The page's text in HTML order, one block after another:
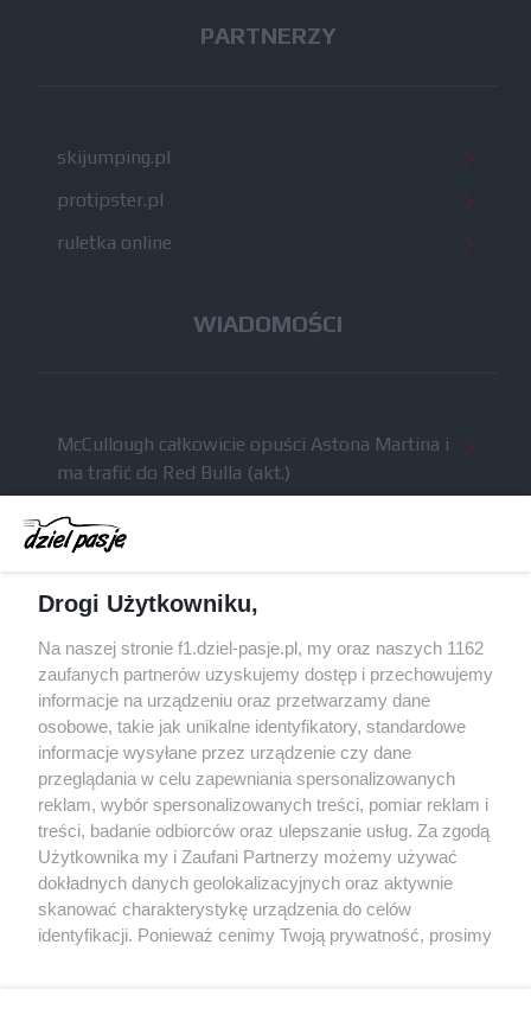
PARTNERZY
skijumping.pl
protipster.pl
ruletka online
WIADOMOŚCI
McCullough całkowicie opuści Astona Martina i
ma trafić do Red Bulla (akt.)
Dochód F1 spadł o 61 procent względem
zeszłego sezonu
algorytmach?
Honda uświadomiła sobie skalę problemów z
silnikiem dopiero w styczniu
Audi planuje wprowadzić jeszcze cztery duże
pakiety poprawek w 2026 roku
Polityka prywatności © 2004 - 2026 GPmedia
Kopiowanie treści bez
zgody autorów zabronione.
Serwis internetowy, z którego korzystasz, używa plików
cookies. Są to pliki instalowane w urządzeniach
końcowych osób korzystających z serwisu, w celu
administrowania serwisem, poprawy jakości
Drogi Użytkowniku,
Na naszej stronie f1.dziel-pasje.pl, my oraz naszych 1162
zaufanych partnerów uzyskujemy dostęp i przechowujemy
informacje na urządzeniu oraz przetwarzamy dane
osobowe, takie jak unikalne identyfikatory, standardowe
informacje wysyłane przez urządzenie czy dane
przeglądania w celu zapewniania spersonalizowanych
reklam, wybór spersonalizowanych treści, pomiar reklam i
treści, badanie odbiorców oraz ulepszanie usług. Za zgodą
Użytkownika my i Zaufani Partnerzy możemy używać
dokładnych danych geolokalizacyjnych oraz aktywnie
skanować charakterystykę urządzenia do celów
identyfikacji. Ponieważ cenimy Twoją prywatność, prosimy